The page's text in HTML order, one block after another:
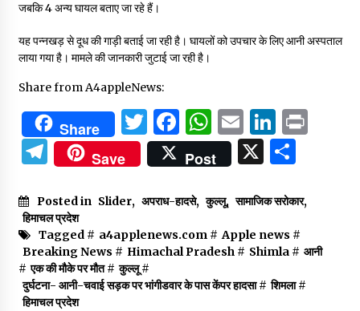
जबकि 4 अन्य घायल बताए जा रहे हैं।
यह पन्नखड़ से दूध की गाड़ी बताई जा रही है। घायलों को उपचार के लिए आनी अस्पताल
लाया गया है। मामले की जानकारी जुटाई जा रही है।
Share from A4appleNews:
Share Twitter
Facebook
WhatsApp
Email
Telegram
Save Post X
Posted in Slider, अपराध-हादसे, कुल्लू, सामाजिक सरोकार,
हिमाचल प्रदेश
Tagged # a4applenews.com# Apple news #
Breaking News # Himachal Pradesh# Shimla# आनी
# एक की मौके पर मौत# कुल्लू#
दुर्घटना- आनी-चवाई सड़क पर भांगीडवार के पास केंपर हादसा# शिमला#
हिमाचल प्रदेश